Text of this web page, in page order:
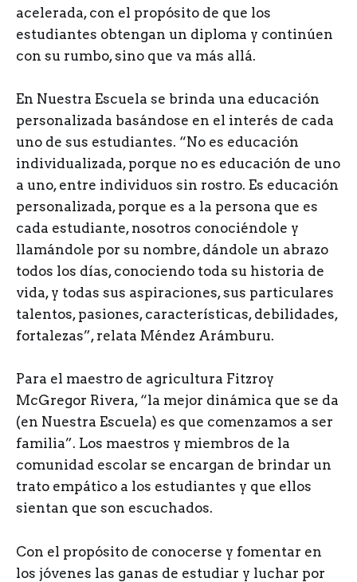
acelerada, con el propósito de que los
estudiantes obtengan un diploma y continúen
con su rumbo, sino que va más allá.
En Nuestra Escuela se brinda una educación
personalizada basándose en el interés de cada
uno de sus estudiantes. “No es educación
individualizada, porque no es educación de uno
a uno, entre individuos sin rostro. Es educación
personalizada, porque es a la persona que es
cada estudiante, nosotros conociéndole y
llamándole por su nombre, dándole un abrazo
todos los días, conociendo toda su historia de
vida, y todas sus aspiraciones, sus particulares
talentos, pasiones, características, debilidades,
fortalezas”, relata Méndez Arámburu.
Para el maestro de agricultura Fitzroy
McGregor Rivera, “la mejor dinámica que se da
(en Nuestra Escuela) es que comenzamos a ser
familia”. Los maestros y miembros de la
comunidad escolar se encargan de brindar un
trato empático a los estudiantes y que ellos
sientan que son escuchados.
Con el propósito de conocerse y fomentar en
los jóvenes las ganas de estudiar y luchar por